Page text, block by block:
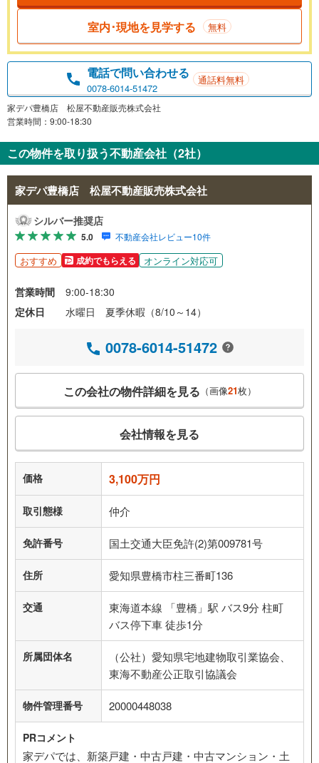
室内･現地を見学する 無料
電話で問い合わせる
0078-6014-51472
通話料無料
家デパ豊橋店 松屋不動産販売株式会社
営業時間：9:00-18:30
この物件を取り扱う不動産会社（2社）
家デパ豊橋店 松屋不動産販売株式会社
シルバー推奨店
5.0 不動産会社レビュー10件
おすすめ 成約でもらえる オンライン対応可
営業時間
9:00-18:30
定休日
水曜日 夏季休暇（8/10～14）
0078-6014-51472
この会社の物件詳細を見る （画像21枚）
会社情報を見る
価格 3,100万円
取引態様 仲介
免許番号 国土交通大臣免許(2)第009781号
住所 愛知県豊橋市柱三番町136
交通
東海道本線 「豊橋」駅 バス9分 柱町
バス停下車 徒歩1分
所属団体名
（公社）愛知県宅地建物取引業協会、
東海不動産公正取引協議会
物件管理番号 20000448038
PRコメント
家デパでは、新築戸建・中古戸建・中古マンション・土